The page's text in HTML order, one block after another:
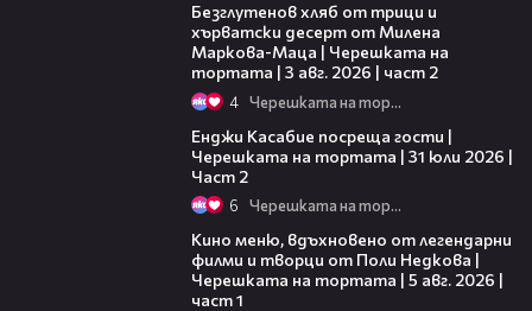
Безглутенов хляб от трици и
хърватски десерт от Милена
Маркова-Маца | Черешката на
тортата | 3 авг. 2026 | част 2
4 Черешката на тортата
Енджи Касабие посреща гости |
Черешката на тортата | 31 юли 2026 |
Част 2
6 Черешката на тортата
Кино меню, вдъхновено от легендарни
филми и творци от Поли Недкова |
Черешката на тортата | 5 авг. 2026 |
част 1